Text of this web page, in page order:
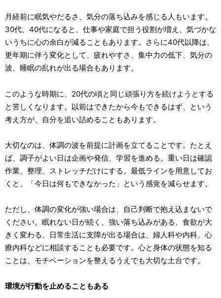
月経前に眠気やだるさ、気分の落ち込みを感じる人もいます。
30代、40代になると、仕事や家庭で担う役割が増え、気づかな
いうちに心の余白が減ることもあります。さらに40代以降は、
更年期に伴う変化として、疲れやすさ、集中力の低下、気分の
波、睡眠の乱れが出る場合もあります。
このような時期に、20代の頃と同じ頑張り方を続けようとする
と苦しくなります。以前はできたから今もできるはず、という
考え方が、自分を追い詰めることもあります。
大切なのは、体調の波を前提に計画を立てることです。たとえ
ば、調子がよい日は企画や発信、学習を進める。重い日は確認
作業、整理、ストレッチだけにする。最低ラインを用意してお
くと、「今日は何もできなかった」という感覚を減らせます。
ただし、体調の変化が強い場合は、自己判断で抱え込まないで
ください。眠れない日が続く、強い落ち込みがある、食欲が大
きく変わる、日常生活に支障が出る場合は、婦人科や内科、心
療内科などに相談することも必要です。心と身体の状態を知る
ことは、モチベーションを整えるうえでも大切な土台です。
環境が行動を止めることもある